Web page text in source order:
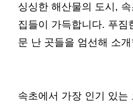
싱싱한 해산물의 도시,
집들이 가득합니다. 푸짐
문 난 곳들을 엄선해 소
속초에서 가장 인기 있는